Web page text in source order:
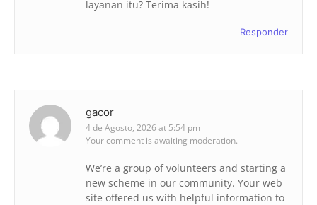
layanan itu? Terima kasih!
Responder
gacor
4 de Agosto, 2026 at 5:54 pm
Your comment is awaiting moderation.
We’re a group of volunteers and starting a
new scheme in our community. Your web
site offered us with helpful information to